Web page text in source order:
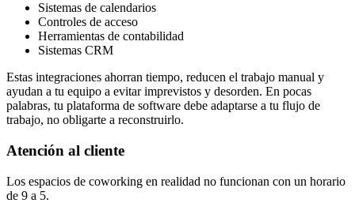
Sistemas de calendarios
Controles de acceso
Herramientas de contabilidad
Sistemas CRM
Estas integraciones ahorran tiempo, reducen el trabajo manual y
ayudan a tu equipo a evitar imprevistos y desorden. En pocas
palabras, tu plataforma de software debe adaptarse a tu flujo de
trabajo, no obligarte a reconstruirlo.
Atención al cliente
Los espacios de coworking en realidad no funcionan con un horario
de 9 a 5.